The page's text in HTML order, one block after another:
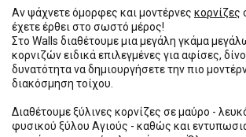
Αν ψάχνετε όμορφες και μοντέρνες κορνίζες
έχετε έρθει στο σωστό μέρος!
Στο Walls διαθέτουμε μια μεγάλη γκάμα
κορνιζών ειδικά επιλεγμένες για αφίσες,
δυνατότητα να δημιουργήσετε την πιο
διακόσμηση τοίχου.
Διαθέτουμε ξύλινες κορνίζες σε μαύρο -
φυσικού ξύλου Αγιούς - καθώς και